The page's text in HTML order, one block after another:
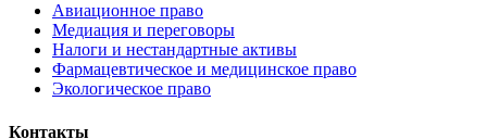
Авиационное право
Медиация и переговоры
Налоги и нестандартные активы
Фармацевтическое и медицинское право
Экологическое право
Контакты